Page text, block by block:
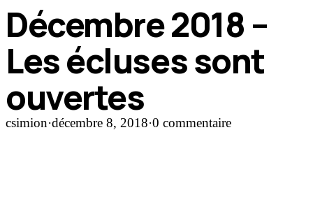
Décembre 2018 –
Les écluses sont
ouvertes
csimion·décembre 8, 2018·0 commentaire